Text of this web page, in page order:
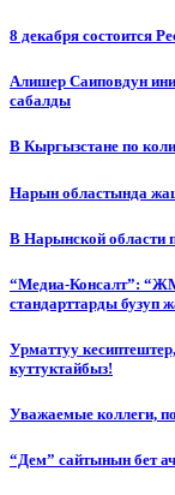
8 декабря состоится
Алишер Саиповдун
сабалды
В Кыргызстане по
Нарын областында
В Нарынской области
“Медиа-Консалт”:
стандарттарды бузуп
Урматтуу
куттуктайбыз!
Уважаемые коллеги,
“Дем” сайтынын бет